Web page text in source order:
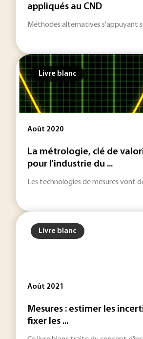
appliqués au CND
Méthodes alternatives s'appuyant
Livre blanc
Août 2020
La métrologie, clé de
pour l'industrie du ...
Les technologies de mesures vont
Livre blanc
Août 2021
Mesures : estimer les
fixer les ...